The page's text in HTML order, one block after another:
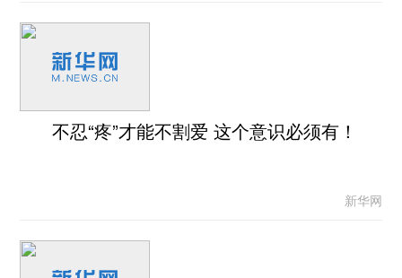
不忍“疼”才能不割爱 这个意识必须有！
新华网